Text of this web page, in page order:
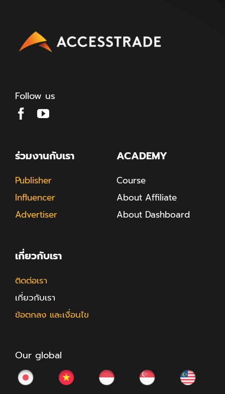
Follow us
ร่วมงานกับเรา
Publisher
Influencer
Advertiser
ACADEMY
Course
About Affiliate
About Dashboard
เกี่ยวกับเรา
ติดต่อเรา
เกี่ยวกับเรา
ข้อตกลง และเงื่อนไข
Our global